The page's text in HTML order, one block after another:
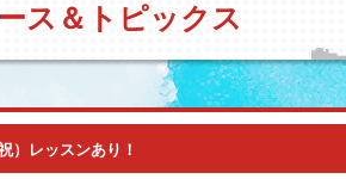
ス＆トピックス
）レッスンあり！